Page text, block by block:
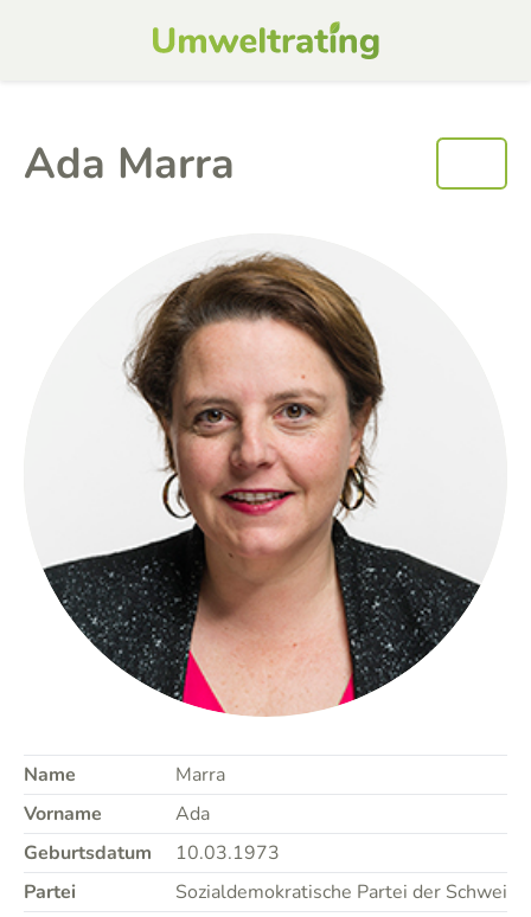
Ada Marra
Name
Marra
Vorname
Ada
Geburtsdatum
10.03.1973
Partei
Sozialdemokratische Partei der Schweiz